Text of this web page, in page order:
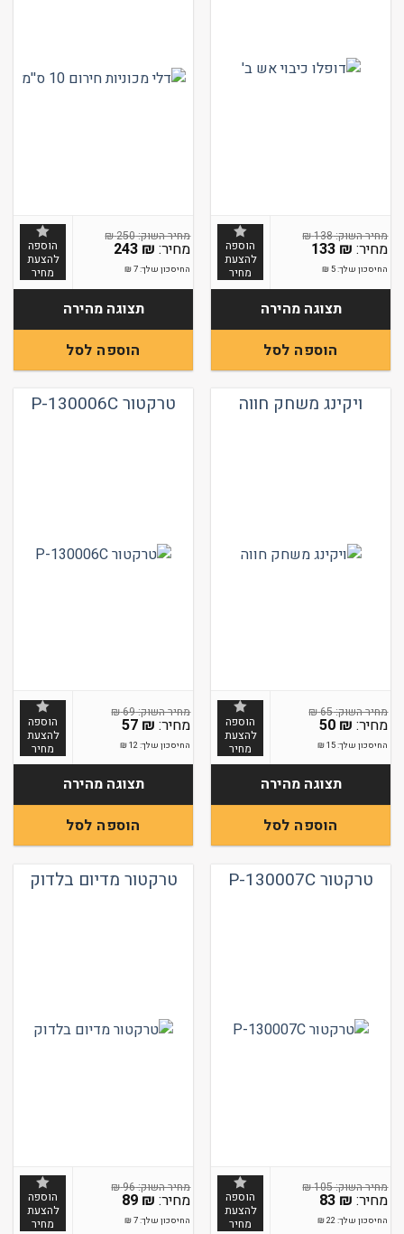
138
₪
133 ₪
החיסכון שלך:5
₪
הוספה
להצעת
מחיר
תצוגה מהירה
הוספה לסל
250
₪
243 ₪
החיסכון שלך:7
₪
הוספה
להצעת
מחיר
תצוגה מהירה
הוספה לסל
ויקינג משחק חווה
65
₪
50 ₪
החיסכון שלך:15
₪
הוספה
להצעת
מחיר
תצוגה מהירה
הוספה לסל
טרקטור P-130006C
69
₪
57 ₪
החיסכון שלך:12
₪
הוספה
להצעת
מחיר
תצוגה מהירה
הוספה לסל
טרקטור P-130007C
105
₪
83 ₪
החיסכון שלך:22
₪
הוספה
להצעת
מחיר
טרקטור מדיום בלדוק
96
₪
89 ₪
החיסכון שלך:7
₪
הוספה
להצעת
מחיר